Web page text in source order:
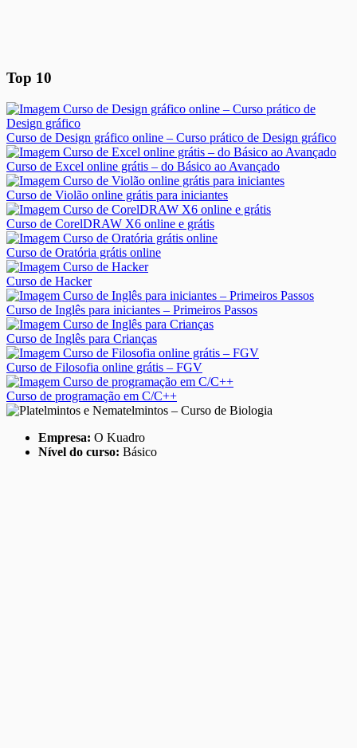
Top 10
Curso de Design gráfico online – Curso prático de Design gráfico
Curso de Excel online grátis – do Básico ao Avançado
Curso de Violão online grátis para iniciantes
Curso de CorelDRAW X6 online e grátis
Curso de Oratória grátis online
Curso de Hacker
Curso de Inglês para iniciantes – Primeiros Passos
Curso de Inglês para Crianças
Curso de Filosofia online grátis – FGV
Curso de programação em C/C++
Empresa: O Kuadro
Nível do curso: Básico